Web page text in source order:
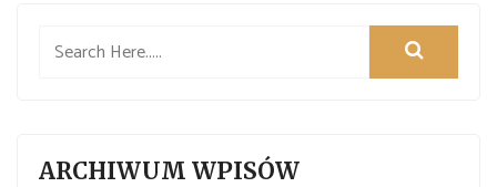
ARCHIWUM WPISÓW